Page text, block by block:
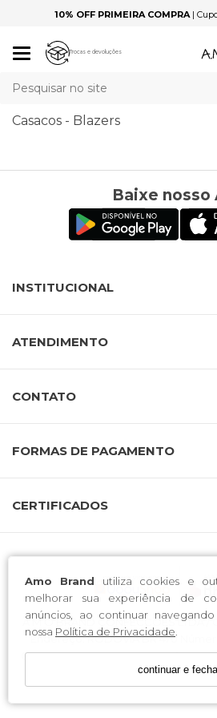
10% OFF PRIMEIRA COMPRA|
Mudar
Trocas e devoluções
Amo Brand utiliza cookies e
melhorar sua experiência de
anúncios, ao continuar
nossa Política de Privacidade
continuar e
Casacos - Blazers
Baixe nosso
INSTITUCIONAL
ATENDIMENTO
CONTATO
FORMAS DE PAGAMENTO
CERTIFICADOS
A M O BRAND CONFECCOES LTDA /
Endereço: RODOVIA BR 470
GALPAO 01 CEP 89163-300 Bairro
DO SUL UF SC